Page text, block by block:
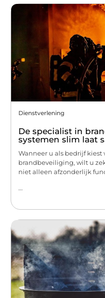
Dienstverlening
De specialist in
systemen slim laat
Wanneer u als bedrijf
brandbeveiliging, wilt u
niet alleen afzonderlijk
...